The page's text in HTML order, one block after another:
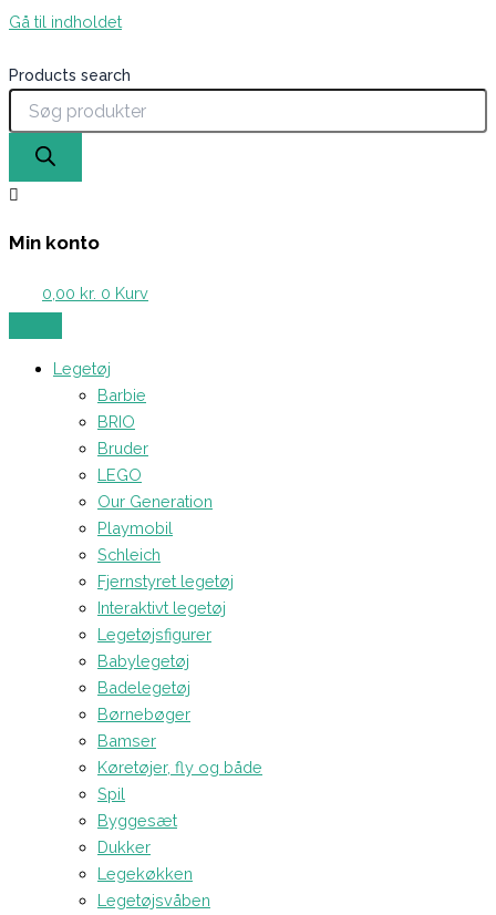
Gå til indholdet
Products search
Min konto
0,00 kr. 0 Kurv
Legetøj
Barbie
BRIO
Bruder
LEGO
Our Generation
Playmobil
Schleich
Fjernstyret legetøj
Interaktivt legetøj
Legetøjsfigurer
Babylegetøj
Badelegetøj
Børnebøger
Bamser
Køretøjer, fly og både
Spil
Byggesæt
Dukker
Legekøkken
Legetøjsvåben